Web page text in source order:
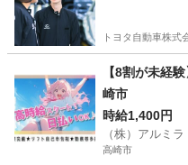
トヨタ自動車株式
【8割が未経
崎市
時給1,400円
（株）アルミラ
高崎市